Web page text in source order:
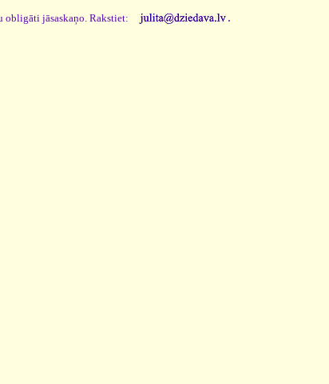
obligāti jāsaskaņo. Rakstiet: .